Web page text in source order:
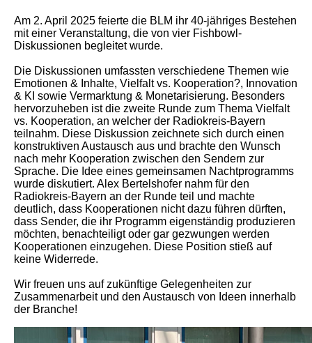
Am 2. April 2025 feierte die BLM ihr 40-jähriges Bestehen
mit einer Veranstaltung, die von vier Fishbowl-
Diskussionen begleitet wurde.
Die Diskussionen umfassten verschiedene Themen wie
Emotionen & Inhalte, Vielfalt vs. Kooperation?, Innovation
& KI sowie Vermarktung & Monetarisierung. Besonders
hervorzuheben ist die zweite Runde zum Thema Vielfalt
vs. Kooperation, an welcher der Radiokreis-Bayern
teilnahm. Diese Diskussion zeichnete sich durch einen
konstruktiven Austausch aus und brachte den Wunsch
nach mehr Kooperation zwischen den Sendern zur
Sprache. Die Idee eines gemeinsamen Nachtprogramms
wurde diskutiert. Alex Bertelshofer nahm für den
Radiokreis-Bayern an der Runde teil und machte
deutlich, dass Kooperationen nicht dazu führen dürften,
dass Sender, die ihr Programm eigenständig produzieren
möchten, benachteiligt oder gar gezwungen werden
Kooperationen einzugehen. Diese Position stieß auf
keine Widerrede.
Wir freuen uns auf zukünftige Gelegenheiten zur
Zusammenarbeit und den Austausch von Ideen innerhalb
der Branche!